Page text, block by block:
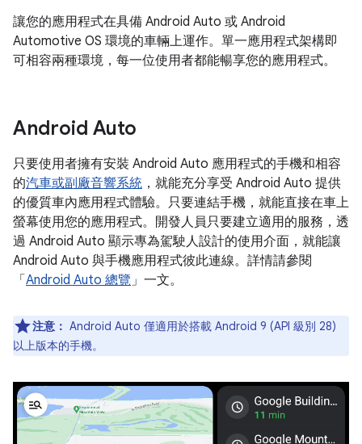
讓您的應用程式在具備 Android Auto 或 Android
Automotive OS 環境的車輛上運作。單一應用程式架構即
可相容兩種環境，每一位使用者都能暢享您的應用程式。
Android Auto
只要使用者擁有安裝 Android Auto 應用程式的手機和相容
的汽車或副廠音響系統 ，就能充分享受 Android Auto 提供
的優質車內應用程式體驗。只要連結手機，就能直接在車上
螢幕使用您的應用程式。開發人員只要建立適用的服務，透
過 Android Auto 顯示專為駕駛人設計的使用介面，就能讓
Android Auto 與手機應用程式彼此連線。詳情請參閱
「 Android Auto 總覽」一文。
注意： Android Auto 僅適用於搭載 Android 9 (API 級別 28)
以上版本的手機。